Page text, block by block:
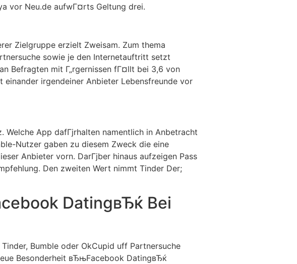
vor Neu.de aufwГ¤rts Geltung drei.
Zielgruppe erzielt Zweisam. Zum thema
sowie je den Internetauftritt setzt
Befragten mit Г„rgernissen fГ¤llt bei 3,6 von
irgendeiner Anbieter Lebensfreunde vor
App dafГјrhalten namentlich in Anbetracht
Nutzer gaben zu diesem Zweck die eine
Anbieter vorn. DarГјber hinaus aufzeigen Pass
Den zweiten Wert nimmt Tinder Der;
DatingвЂќ Bei
Bumble oder OkCupid uff Partnersuche
Besonderheit вЂњFacebook DatingвЂќ